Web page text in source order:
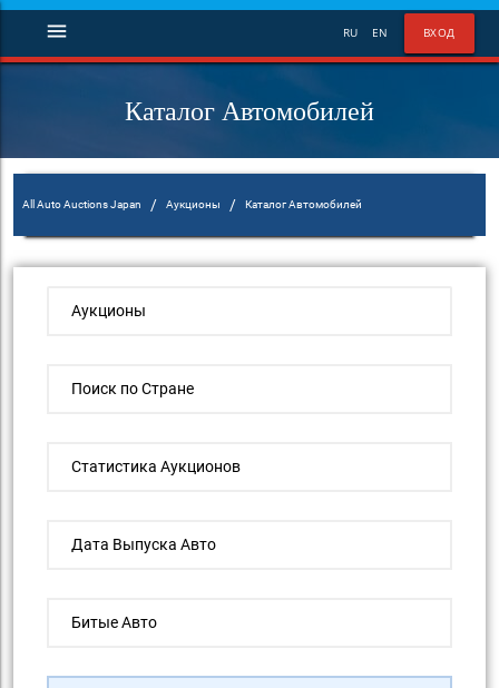
ВХОД
RU EN
menu
Каталог Автомобилей
All Auto Auctions Japan / Аукционы / Каталог Автомобилей
Аукционы
Поиск по Стране
Статистика Аукционов
Дата Выпуска Авто
Битые Авто